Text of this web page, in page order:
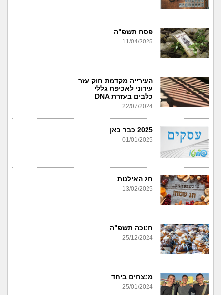
פסח תשפ"ה
11/04/2025
העירייה מקדמת חוק עזר
עירוני לאכיפת גללי
כלבים בעזרת DNA
22/07/2024
2025 כבר כאן
01/01/2025
חג האילנות
13/02/2025
חנוכה תשפ"ה
25/12/2024
מנצחים ביחד
25/01/2024